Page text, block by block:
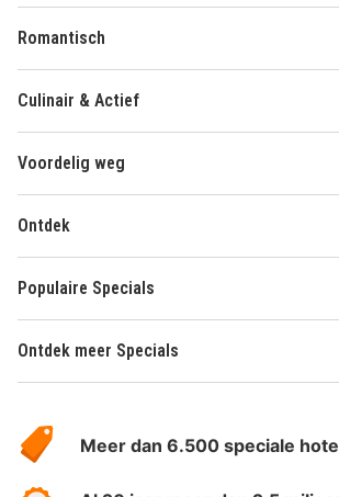
Romantisch
Culinair & Actief
Voordelig weg
Ontdek
Populaire Specials
Ontdek meer Specials
HotelSpecials
Meer dan 6.500 speciale